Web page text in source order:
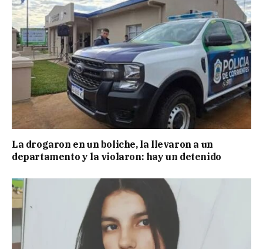
La drogaron en un boliche, la llevaron a un
departamento y la violaron: hay un detenido